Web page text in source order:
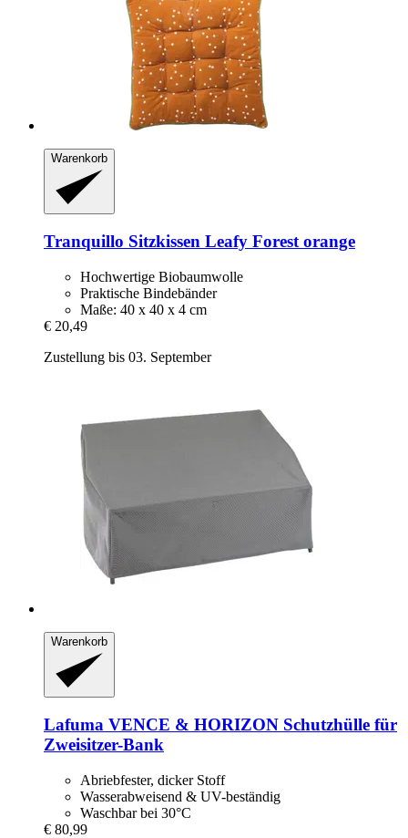
Warenkorb
Tranquillo Sitzkissen Leafy Forest orange
Hochwertige Biobaumwolle
Praktische Bindebänder
Maße: 40 x 40 x 4 cm
€ 20,49
Zustellung bis 03. September
Warenkorb
Lafuma VENCE & HORIZON Schutzhülle für
Zweisitzer-​Bank
Abriebfester, dicker Stoff
Wasserabweisend & UV-beständig
Waschbar bei 30°C
€ 80,99